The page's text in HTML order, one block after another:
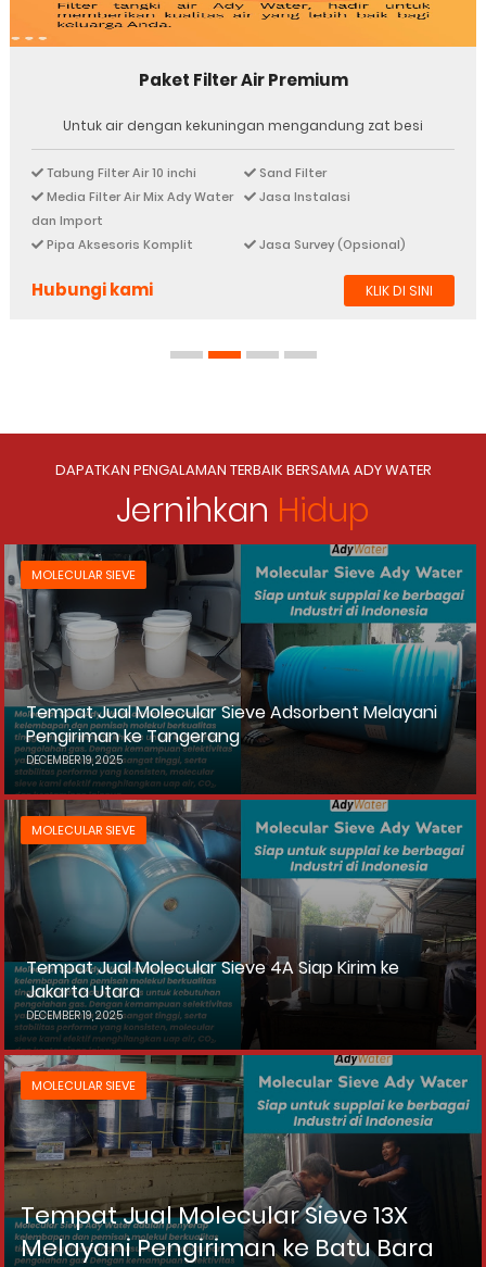
Paket Filter Air Jitu
Untuk masalah air berbau membandel, kuning, serta
berminyak di permukaan
Tabung Filter Air 10 inchi
Sand Filter
Media Filter Air Import
Pipa Aksesoris Komplit
Jasa Survey (Opsional)
Hubungi kami KLIK DI SINI
DAPATKAN PENGALAMAN TERBAIK BERSAMA ADY WATER
Jernihkan Hidup
MOLECULAR SIEVE
Tempat Jual Molecular Sieve Adsorbent Melayani
Pengiriman ke Tangerang
DECEMBER 19, 2025
MOLECULAR SIEVE
Tempat Jual Molecular Sieve 4A Siap Kirim ke
Jakarta Utara
DECEMBER 19, 2025
MOLECULAR SIEVE
Tempat Jual Molecular Sieve 13X
Melayani Pengiriman ke Batu Bara